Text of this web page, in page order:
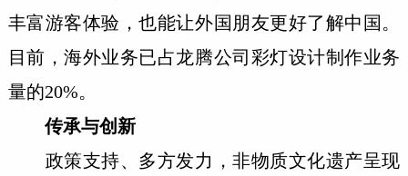
丰富游客体验，也能让外国朋友更好了解中国。
目前，海外业务已占龙腾公司彩灯设计制作业务
量的20%。
传承与创新
政策支持、多方发力，非物质文化遗产呈现